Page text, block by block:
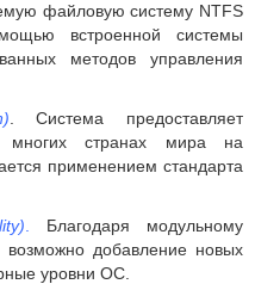
файловую систему NTFS
встроенной системы
методов управления
. Система предоставляет
странах мира на
применением стандарта
Благодаря модульному
возможно добавление новых
уровни ОС.